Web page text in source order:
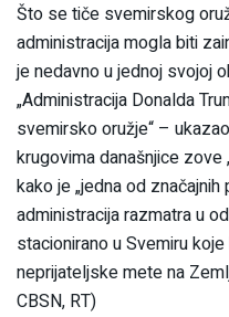
Što se tiče svemirskog
administracija mogla biti
je nedavno u jednoj svojoj
„Administracija Donalda
svemirsko oružje“ –
krugovima današnjice zove
kako je „jedna od
administracija razmatra u
stacionirano u Svemiru
neprijateljske mete na
CBSN, RT)